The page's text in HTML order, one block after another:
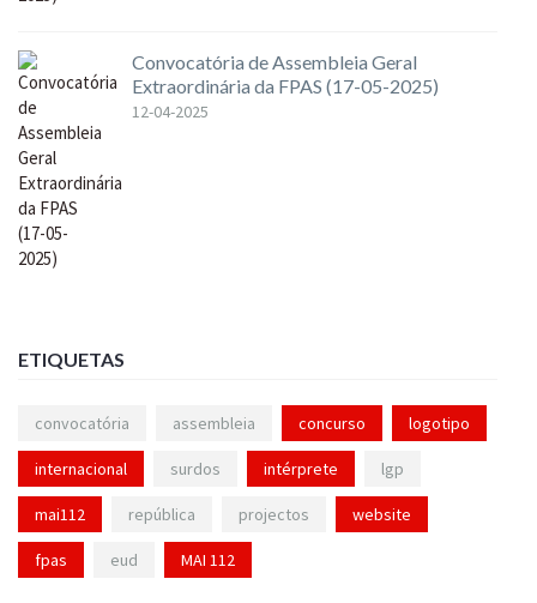
Convocatória de Assembleia Geral
Extraordinária da FPAS (17-05-2025)
12-04-2025
ETIQUETAS
convocatória assembleia concurso logotipo
internacional surdos intérprete lgp
mai112 república projectos website
fpas eud MAI 112